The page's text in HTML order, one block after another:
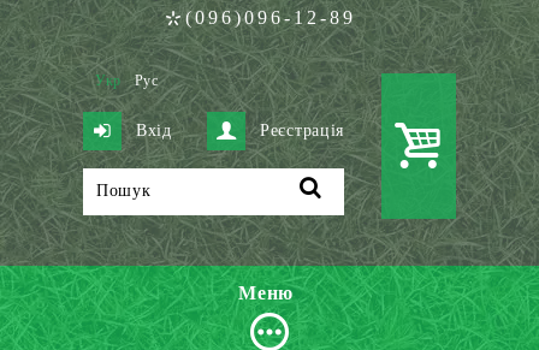
(096)096-12-89
Укр Рус
Вхід Реєстрація
Меню